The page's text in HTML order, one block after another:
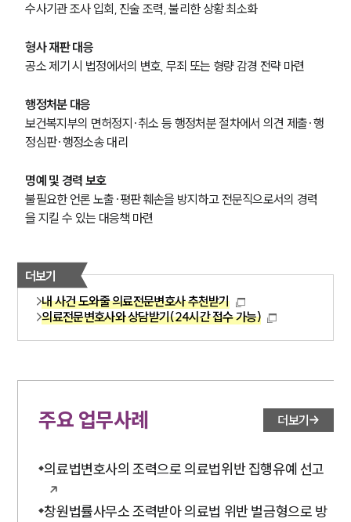
수사기관 조사 입회, 진술 조력, 불리한 상황 최소화
형사 재판 대응
공소 제기 시 법정에서의 변호, 무죄 또는 형량 감경 전략 마련
행정처분 대응
보건복지부의 면허정지·취소 등 행정처분 절차에서 의견 제출·행
정심판·행정소송 대리
명예 및 경력 보호
불필요한 언론 노출·평판 훼손을 방지하고 전문직으로서의 경력
을 지킬 수 있는 대응책 마련
더보기
내 사건 도와줄 의료전문변호사 추천받기
의료전문변호사와 상담받기(24시간 접수 가능)
주요 업무사례 더보기
의료법변호사의 조력으로 의료법위반 집행유예 선고
창원법률사무소 조력받아 의료법 위반 벌금형으로 방